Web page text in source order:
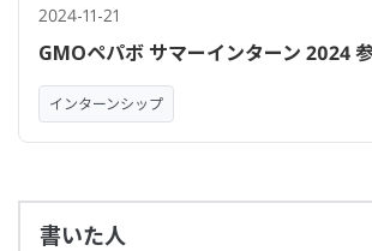
2024-11-21
GMOペパボ サマーインターン 2024
インターンシップ
書いた人